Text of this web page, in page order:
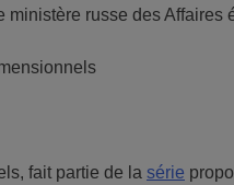
ministère russe des Affaires
fait partie de la série